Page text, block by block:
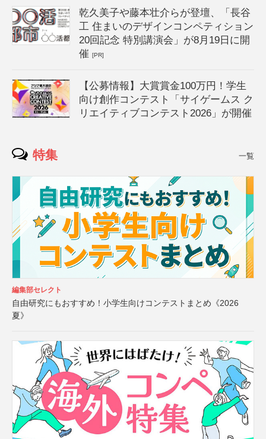
乾久美子や藤本壮介らが登壇、「長谷
工 住まいのデザインコンペティション
20回記念 特別講演会」が8月19日に開
催[PR]
【公募情報】大賞賞金100万円！学生
向け創作コンテスト「サイゲームス ク
リエイティブコンテスト2026」が開催
特集 一覧
編集部セレクト
自由研究にもおすすめ！小学生向けコンテストまとめ《2026
夏》